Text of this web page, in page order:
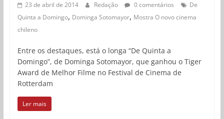
23 de abril de 2014 Redação 0 comentários
De
Quinta a Domingo, Dominga Sotomayor, Mostra O novo cinema
chileno
Entre os destaques, está o longa “De Quinta a
Domingo”, de Dominga Sotomayor, que ganhou o Tiger
Award de Melhor Filme no Festival de Cinema de
Rotterdam
Ler mais